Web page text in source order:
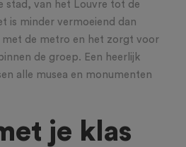
stad, van het Louvre tot de
is minder vermoeiend dan
met de metro en het zorgt voor
de groep. Een heerlijk
alle musea en monumenten
je klas